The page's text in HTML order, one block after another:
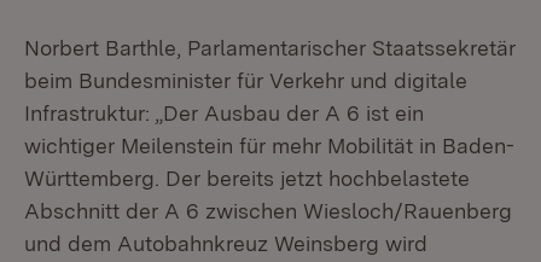
Norbert Barthle, Parlamentarischer Staatssekretär
beim Bundesminister für Verkehr und digitale
Infrastruktur: „Der Ausbau der A 6 ist ein
wichtiger Meilenstein für mehr Mobilität in Baden-
Württemberg. Der bereits jetzt hochbelastete
Abschnitt der A 6 zwischen Wiesloch/Rauenberg
und dem Autobahnkreuz Weinsberg wird